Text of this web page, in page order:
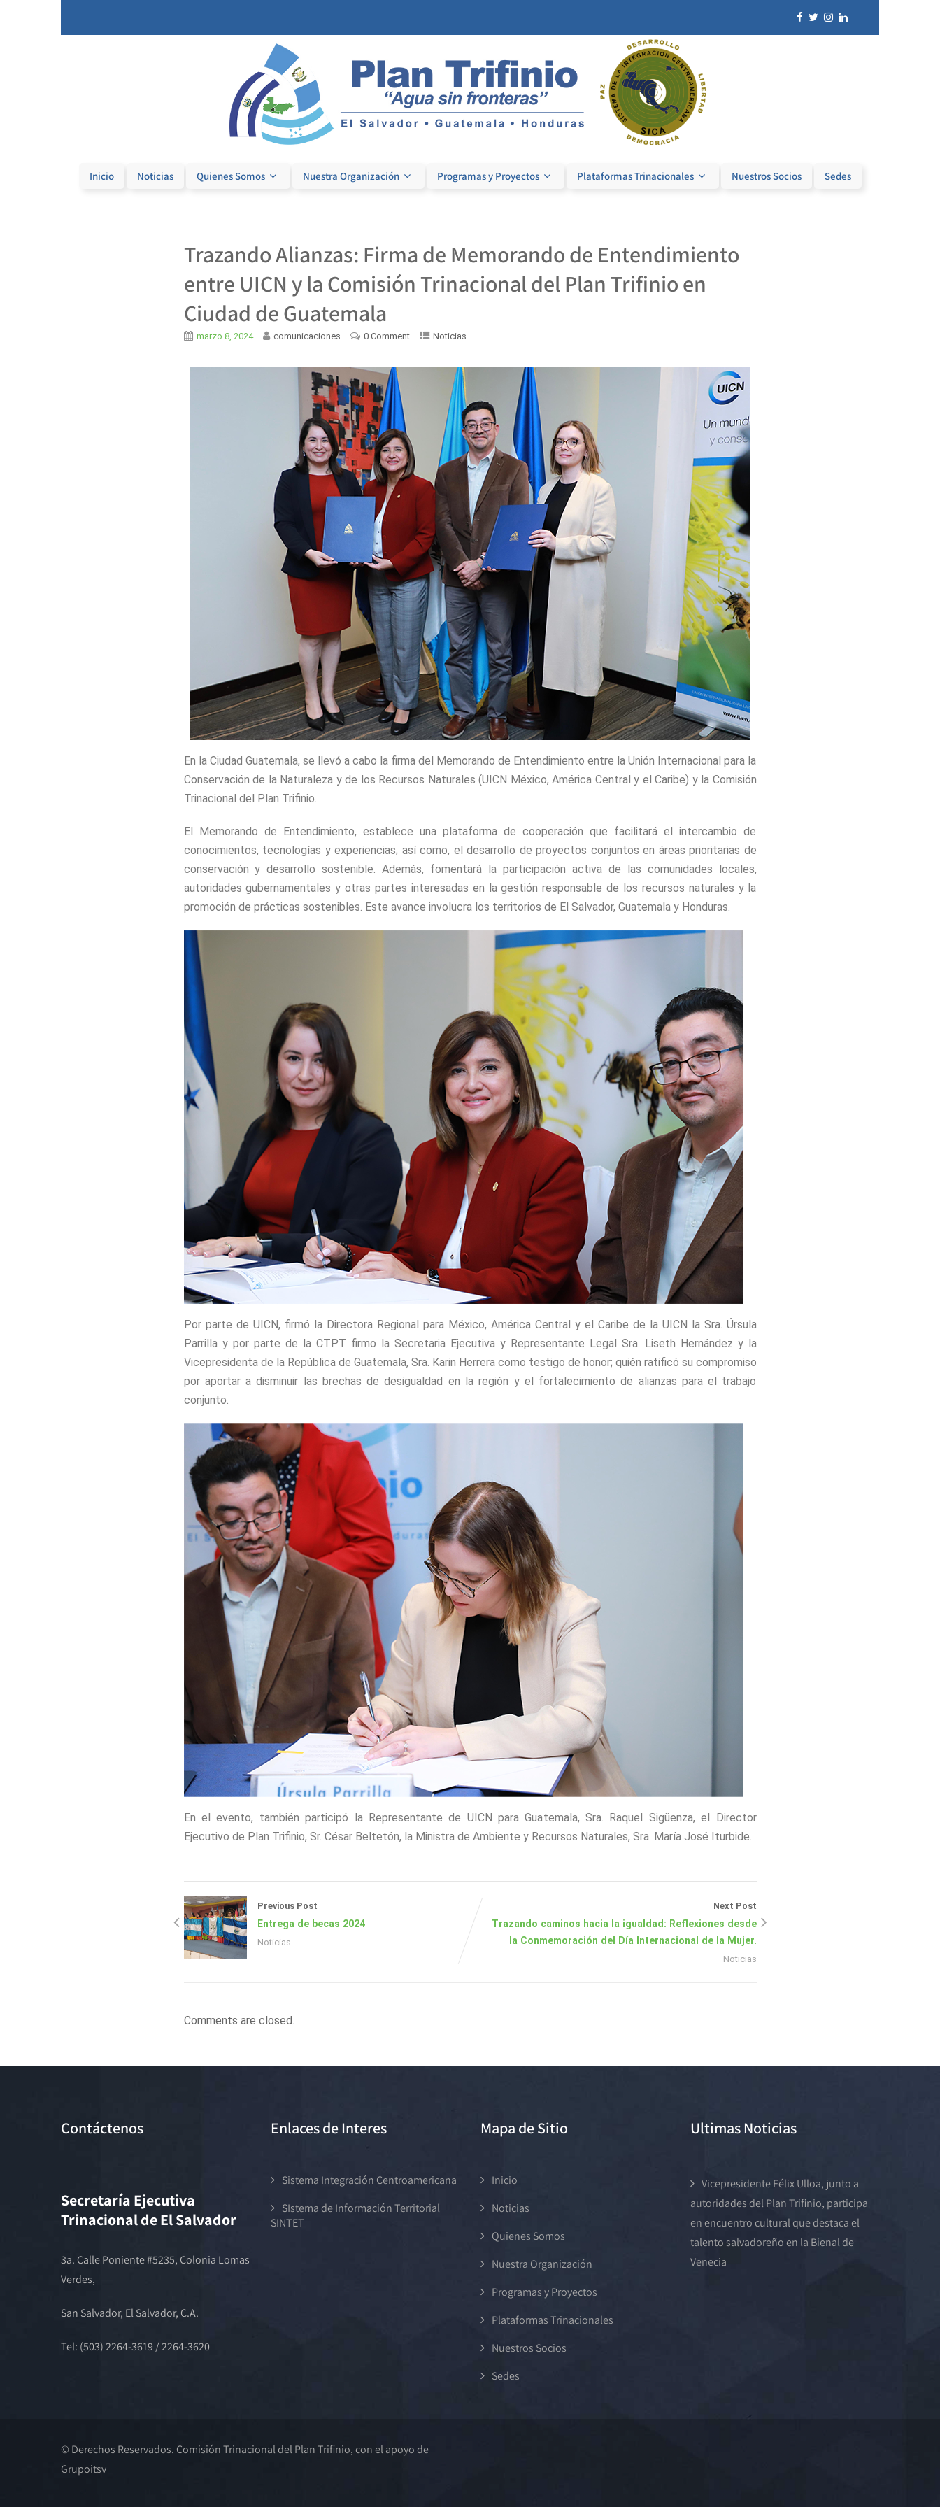
Inicio Noticias Quienes Somos Nuestra Organización Programas y Proyectos Plataformas Trinacionales Nuestros Socios Sedes
Trazando Alianzas: Firma de Memorando de Entendimiento
entre UICN y la Comisión Trinacional del Plan Trifinio en
Ciudad de Guatemala
marzo 8, 2024 comunicaciones 0 Comment Noticias
En la Ciudad Guatemala, se llevó a cabo la firma del Memorando de Entendimiento entre la Unión Internacional para la
Conservación de la Naturaleza y de los Recursos Naturales (UICN México, América Central y el Caribe) y la Comisión
Trinacional del Plan Trifinio.
El Memorando de Entendimiento, establece una plataforma de cooperación que facilitará el intercambio de
conocimientos, tecnologías y experiencias; así como, el desarrollo de proyectos conjuntos en áreas prioritarias de
conservación y desarrollo sostenible. Además, fomentará la participación activa de las comunidades locales,
autoridades gubernamentales y otras partes interesadas en la gestión responsable de los recursos naturales y la
promoción de prácticas sostenibles. Este avance involucra los territorios de El Salvador, Guatemala y Honduras.
Por parte de UICN, firmó la Directora Regional para México, América Central y el Caribe de la UICN la Sra. Úrsula
Parrilla y por parte de la CTPT firmo la Secretaria Ejecutiva y Representante Legal Sra. Liseth Hernández y la
Vicepresidenta de la República de Guatemala, Sra. Karin Herrera como testigo de honor; quién ratificó su compromiso
por aportar a disminuir las brechas de desigualdad en la región y el fortalecimiento de alianzas para el trabajo
conjunto.
En el evento, también participó la Representante de UICN para Guatemala, Sra. Raquel Sigüenza, el Director
Ejecutivo de Plan Trifinio, Sr. César Beltetón, la Ministra de Ambiente y Recursos Naturales, Sra. María José Iturbide.
Previous Post
Entrega de becas 2024
Noticias
Next Post
Trazando caminos hacia la igualdad: Reflexiones desde
la Conmemoración del Día Internacional de la Mujer.
Noticias
Comments are closed.
Contáctenos
Secretaría Ejecutiva
Trinacional de El Salvador
3a. Calle Poniente #5235, Colonia Lomas
Verdes,
San Salvador, El Salvador, C.A.
Tel: (503) 2264-3619 / 2264-3620
Enlaces de Interes
Sistema Integración Centroamericana
SIstema de Información Territorial
SINTET
Mapa de Sitio
Inicio
Noticias
Quienes Somos
Nuestra Organización
Programas y Proyectos
Plataformas Trinacionales
Nuestros Socios
Sedes
Ultimas Noticias
Vicepresidente Félix Ulloa, junto a
autoridades del Plan Trifinio, participa
en encuentro cultural que destaca el
talento salvadoreño en la Bienal de
Venecia
© Derechos Reservados. Comisión Trinacional del Plan Trifinio, con el apoyo de
Grupoitsv